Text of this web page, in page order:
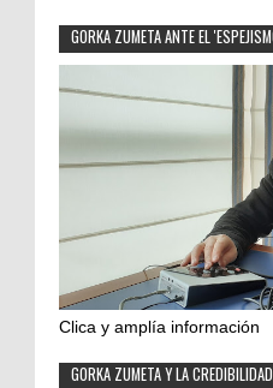
GORKA ZUMETA ANTE EL
Clica y amplía información
GORKA ZUMETA Y LA